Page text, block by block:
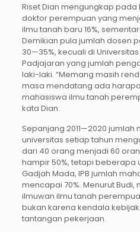
Riset Dian mengungkap pada
doktor perempuan yang
ilmu tanah baru 16%,
Demikian pula jumlah dosen
30—35%, kecuali di
Padjajaran yang jumlah
laki-laki. “Memang masih
masa mendatang ada
mahasiswa ilmu tanah
kata Dian.
Sepanjang 2011—2020 jumlah
universitas setiap tahun
dari 40 orang menjadi 60
hampir 50%, tetapi beberapa
Gadjah Mada, IPB jumlah
mencapai 70%. Menurut
ilmuwan ilmu tanah
bukan karena kendala
tantangan pekerjaan.